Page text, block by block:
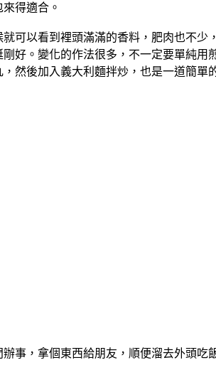
得適合。
可以看到裡頭滿滿的香料，肥肉也不
好。變化的作法很多，不一定要單純
然後加入義大利麵拌炒，也是一道簡單
事，拿個東西給朋友，順便溜去外頭吃